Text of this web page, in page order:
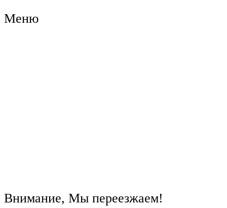
Меню
Внимание, Мы переезжаем!